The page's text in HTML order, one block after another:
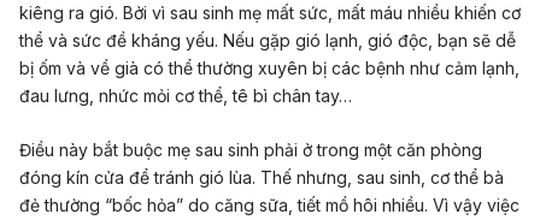
kiêng ra gió. Bởi vì sau sinh mẹ mất sức, mất máu nhiều khiến cơ
thể và sức đề kháng yếu. Nếu gặp gió lạnh, gió độc, bạn sẽ dễ
bị ốm và về già có thể thường xuyên bị các bệnh như cảm lạnh,
đau lưng, nhức mỏi cơ thể, tê bì chân tay…
Điều này bắt buộc mẹ sau sinh phải ở trong một căn phòng
đóng kín cửa để tránh gió lùa. Thế nhưng, sau sinh, cơ thể bà
đẻ thường “bốc hỏa” do căng sữa, tiết mồ hôi nhiều. Vì vậy việc